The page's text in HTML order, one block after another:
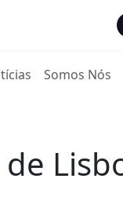
Somos Nós